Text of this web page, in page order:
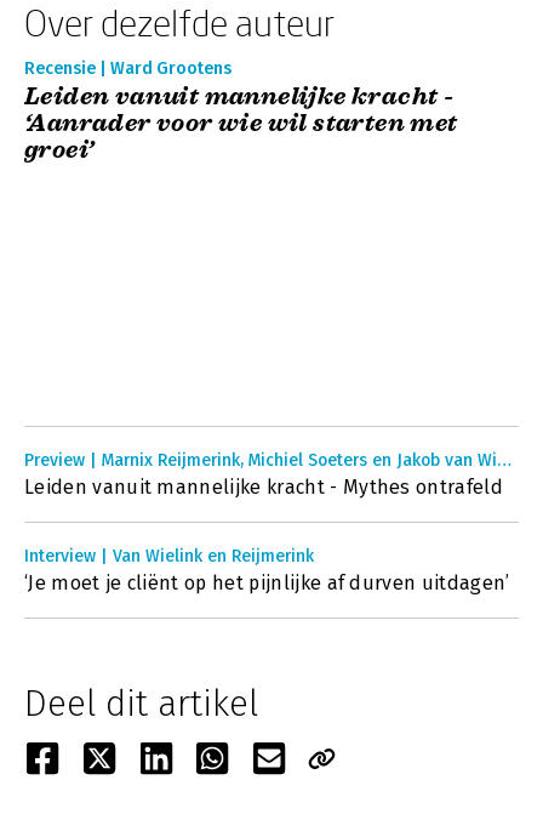
Over dezelfde auteur
Recensie | Ward Grootens
Leiden vanuit mannelijke kracht -
‘Aanrader voor wie wil starten met
groei’
Preview | Marnix Reijmerink, Michiel Soeters en Jakob van Wielink
Leiden vanuit mannelijke kracht - Mythes ontrafeld
Interview | Van Wielink en Reijmerink
‘Je moet je cliënt op het pijnlijke af durven uitdagen’
Deel dit artikel